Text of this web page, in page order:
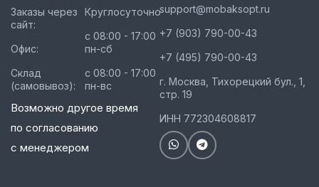
Заказы через
сайт:
Офис:
Склад
(самовывоз):
Круглосуточно
с 08:00 - 17:00
пн-сб
с 08:00 - 17:00
пн-вс
Возможно другое время
по согласованию
с менеджером
support@mobaksopt.ru
+7 (903) 790-00-43
+7 (495) 790-00-43
г. Москва, Тихорецкий бул., 1,
стр. 19
ИНН 772304608817